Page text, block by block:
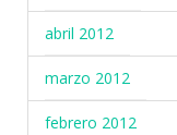
abril 2012
marzo 2012
febrero 2012